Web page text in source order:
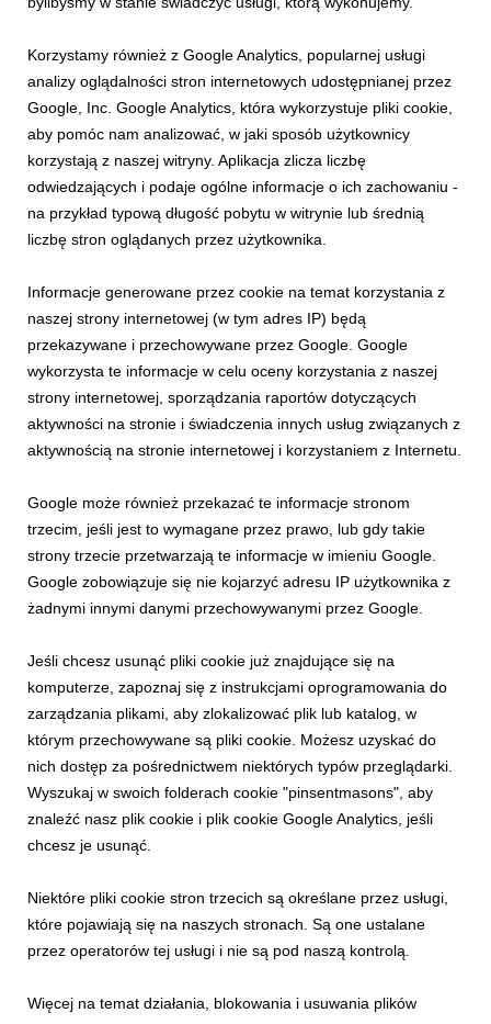
Krynicę-Zdrój!
Skorzystaj z uroków Małopolski! Odwiedź tego lata Krynicę-
lat 30.
INFORMACJE PRASOWE
Lato w górach! Postawa na relaks i mnóstwo
29 czerwca 2026
Szukasz pomysłu na udane wakacje? Rusz w góry i przekonaj
się, że tam nie ma miejsca na nudę! Program letnich wydarzeń
zapowiada się bardzo ciekawie oraz będzie idealną propozycją
dla rodzin i przyjaciół, którzy chcą połączyć regenerujący
INFORMACJE PRASOWE
Moc letnich wydarzeń i pięknych widoków na
Gubałówce i Butorowym Wierchu!
Tego lata Gubałówka i Butorowy Wierch udowodnią, że w
Korzystamy również z Google Analytics, popularnej usługi
analizy oglądalności stron internetowych udostępnianej przez
Google, Inc. Google Analytics, która wykorzystuje pliki cookie,
aby pomóc nam analizować, w jaki sposób użytkownicy
korzystają z naszej witryny. Aplikacja zlicza liczbę
odwiedzających i podaje ogólne informacje o ich zachowaniu -
na przykład typową długość pobytu w witrynie lub średnią
liczbę stron oglądanych przez użytkownika.
Informacje generowane przez cookie na temat korzystania z
naszej strony internetowej (w tym adres IP) będą
przekazywane i przechowywane przez Google. Google
wykorzysta te informacje w celu oceny korzystania z naszej
strony internetowej, sporządzania raportów dotyczących
aktywności na stronie i świadczenia innych usług związanych z
aktywnością na stronie internetowej i korzystaniem z Internetu.
Google może również przekazać te informacje stronom
trzecim, jeśli jest to wymagane przez prawo, lub gdy takie
strony trzecie przetwarzają te informacje w imieniu Google.
Google zobowiązuje się nie kojarzyć adresu IP użytkownika z
żadnymi innymi danymi przechowywanymi przez Google.
Jeśli chcesz usunąć pliki cookie już znajdujące się na
komputerze, zapoznaj się z instrukcjami oprogramowania do
zarządzania plikami, aby zlokalizować plik lub katalog, w
którym przechowywane są pliki cookie. Możesz uzyskać do
nich dostęp za pośrednictwem niektórych typów przeglądarki.
Wyszukaj w swoich folderach cookie "pinsentmasons", aby
znaleźć nasz plik cookie i plik cookie Google Analytics, jeśli
chcesz je usunąć.
Niektóre pliki cookie stron trzecich są określane przez usługi,
które pojawiają się na naszych stronach. Są one ustalane
przez operatorów tej usługi i nie są pod naszą kontrolą.
Więcej na temat działania, blokowania i usuwania plików